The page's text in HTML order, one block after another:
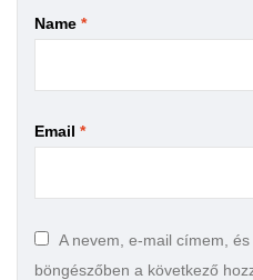
Name *
Email *
A nevem, e-mail címem,
böngészőben a következő